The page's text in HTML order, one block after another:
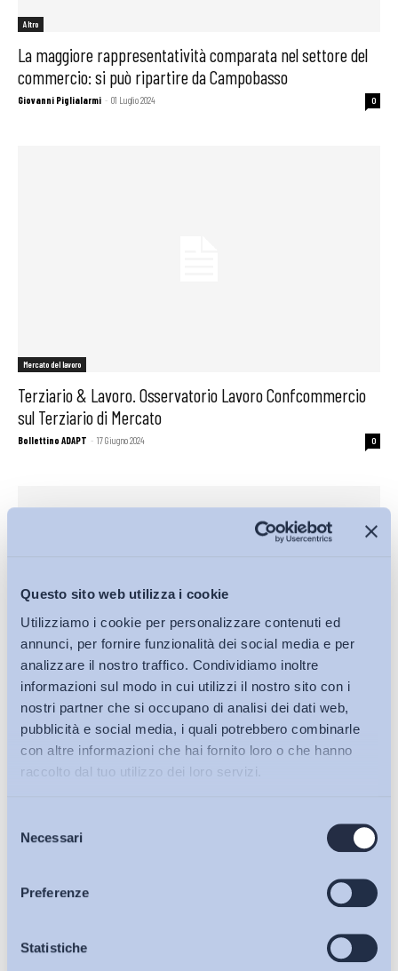
Questo sito web utilizza i cookie
Utilizziamo i cookie per personalizzare contenuti ed
annunci, per fornire funzionalità dei social media e per
analizzare il nostro traffico. Condividiamo inoltre
informazioni sul modo in cui utilizzi il nostro sito con i
nostri partner che si occupano di analisi dei dati web,
pubblicità e social media, i quali potrebbero combinarle
con altre informazioni che hai fornito loro o che hanno
raccolto dal tuo utilizzo dei loro servizi.
delNecessari
Preferenze
Statistiche
Bollettini ADAPT
Articoli
Osservatori
Altro
La maggiore rappresentatività comparata nel settore del
commercio: si può ripartire da Campobasso
Giovanni Piglialarmi - 01 Luglio 2024 0
Mercato del lavoro
Terziario & Lavoro. Osservatorio Lavoro Confcommercio
sul Terziario di Mercato
Bollettino ADAPT - 17 Giugno 2024 0
Contrattazione collettiva e Relazioni industriali
Confcommercio – Assemblea generale 2024 – Intervento
del Presidente Sergio Mattarella